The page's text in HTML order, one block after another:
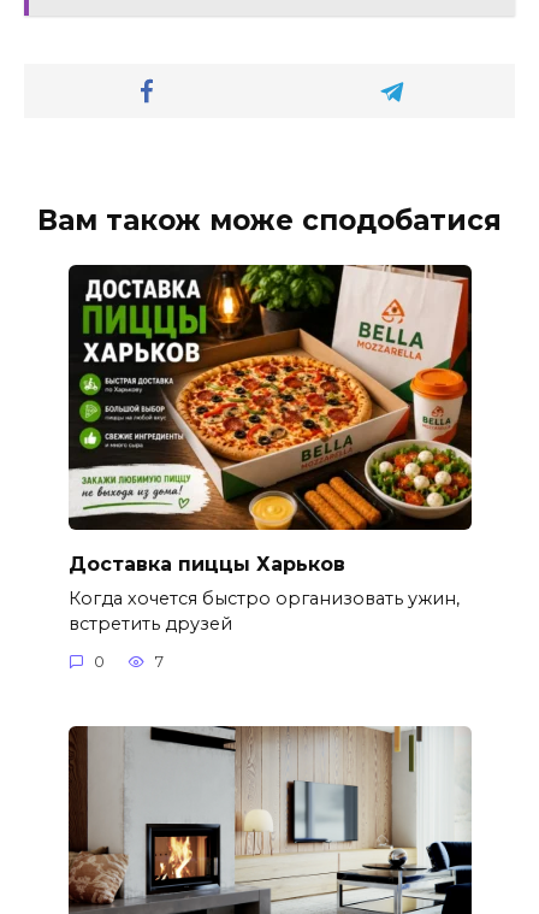
Вам також може сподобатися
Доставка пиццы Харьков
Когда хочется быстро организовать ужин,
встретить друзей
0 7